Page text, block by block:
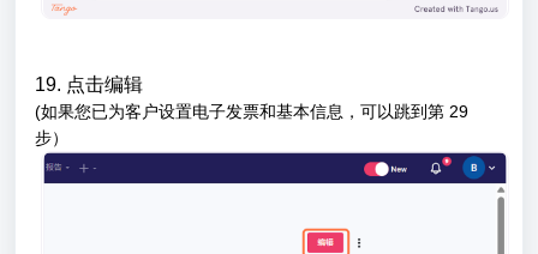
19. 点击编辑
(如果您已为客户设置电子发票和基本信息，可以跳到第 29
步）